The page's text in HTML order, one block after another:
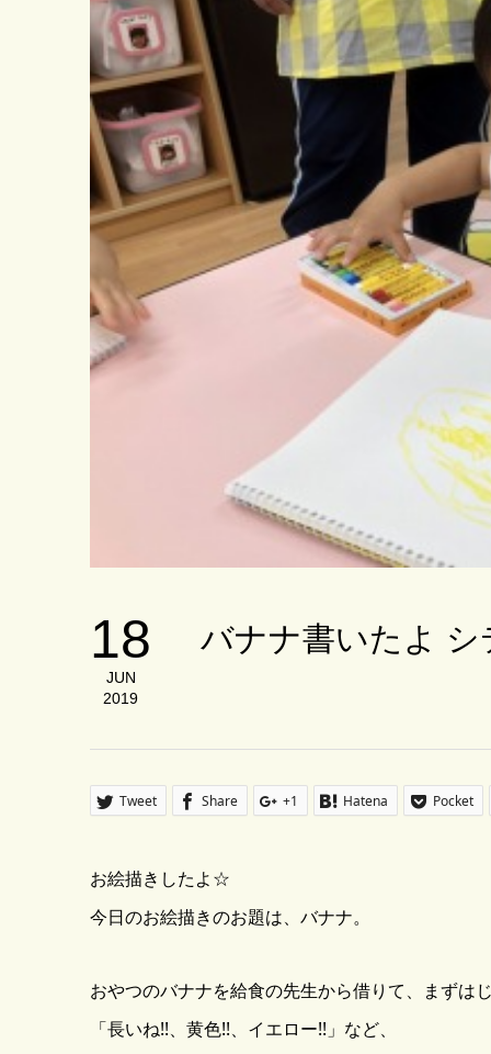
18
JUN
2019
バナナ書いたよ シ
Tweet Share +1 Hatena Pocket
お絵描きしたよ☆
今日のお絵描きのお題は、バナナ。
おやつのバナナを給食の先生から借りて、まずは
「長いね!!、黄色!!、イエロー!!」など、